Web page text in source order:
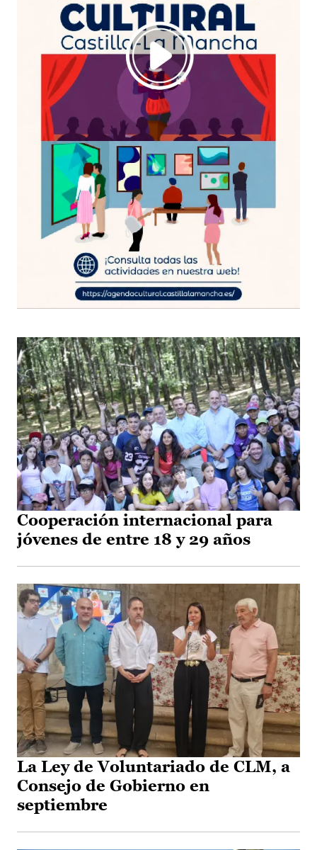
Cooperación internacional para
jóvenes de entre 18 y 29 años
La Ley de Voluntariado de CLM, a
Consejo de Gobierno en
septiembre